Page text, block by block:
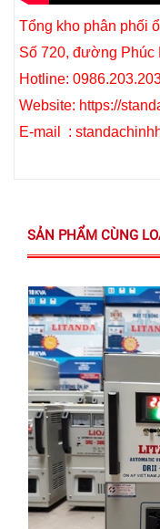
Tổng kho phân phối
Số 720, đường Phúc
Hotline:
Website: https://
E-mail :
SẢN PHẨM CÙNG